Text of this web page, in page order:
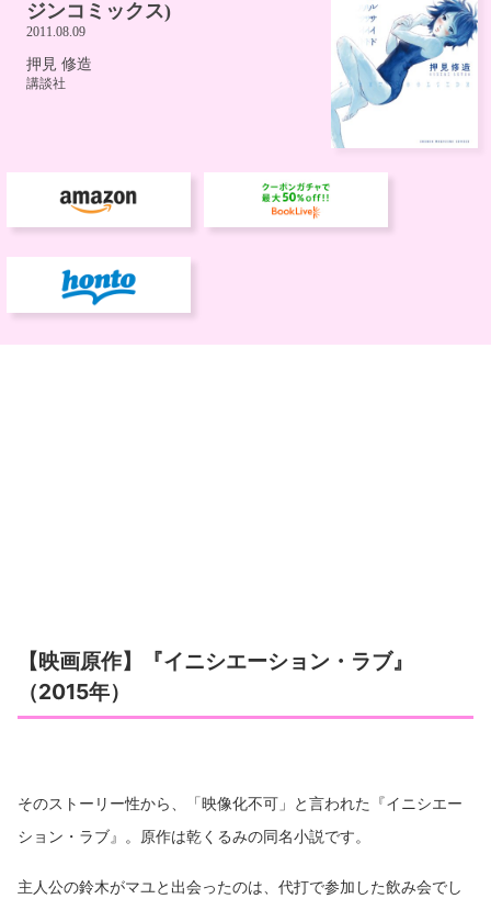
【映画原作】『イニシエーション・ラブ』
（2015年）
そのストーリー性から、「映像化不可」と言われた『イニシエー
ション・ラブ』。原作は乾くるみの同名小説です。
主人公の鈴木がマユと出会ったのは、代打で参加した飲み会でし